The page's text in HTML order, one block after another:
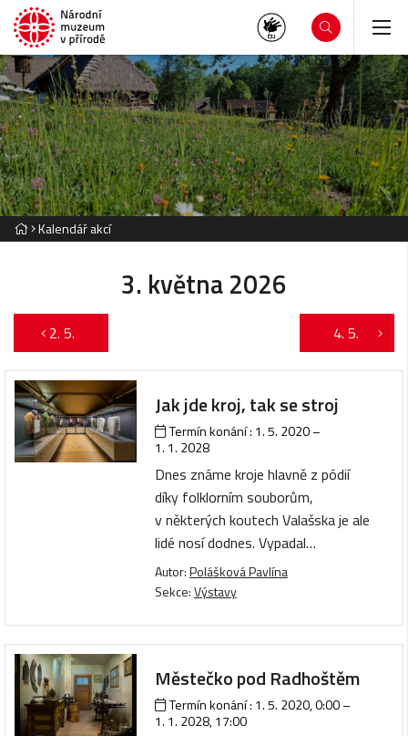
Kalendář akcí
3. května 2026
2. 5. 4. 5.
Jak jde kroj, tak se stroj
Termín konání : 1. 5. 2020–
1. 1. 2028
Dnes známe kroje hlavně z pódií
díky folklorním souborům,
v některých koutech Valašska je ale
lidé nosí dodnes. Vypadal…
Autor:Polášková Pavlína
Sekce:Výstavy
Městečko pod Radhoštěm
Termín konání : 1. 5. 2020, 0:00–
1. 1. 2028, 17:00